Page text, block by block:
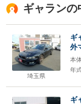
ギャランの
埼玉県
ギ
外
本
年
ギ